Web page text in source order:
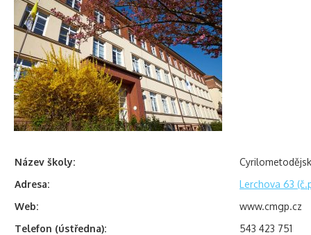
Název školy:
Adresa:
Lerchova 63
Web:
www.cmgp.cz
Telefon (ústředna):
543 423 751